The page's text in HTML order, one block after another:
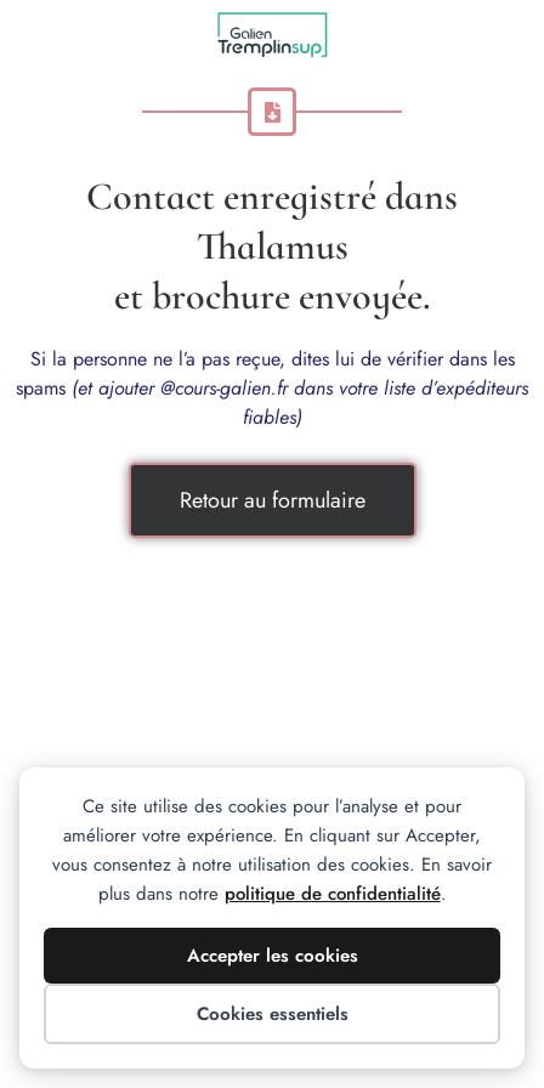
Ce site utilise des cookies pour l’analyse et pour
améliorer votre expérience. En cliquant sur Accepter,
vous consentez à notre utilisation des cookies. En savoir
plus dans notre politique de confidentialité.
Accepter les cookies
Cookies essentiels
Contact enregistré dans
Thalamus
et brochure envoyée.
Si la personne ne l’a pas reçue, dites lui de vérifier dans les
spams (et ajouter @cours-galien.fr dans votre liste d’expéditeurs
fiables)
Retour au formulaire